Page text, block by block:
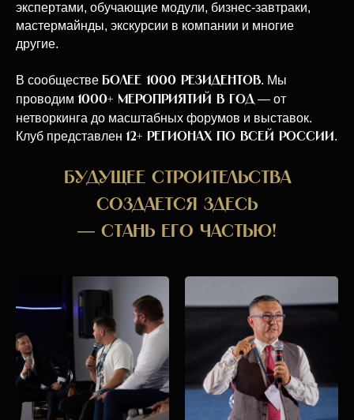
экспертами, обучающие модули, бизнес-завтраки,
мастермайнды, экскурсии в компании и многие
другие.
В сообществе более 1000 резидентов. Мы
проводим 1000+ мероприятий в год — от
нетворкинга до масштабных форумов и выставок.
Клуб представлен 12+ регионах по всей России.
Будущее строительства
создается здесь
— стань его частью!